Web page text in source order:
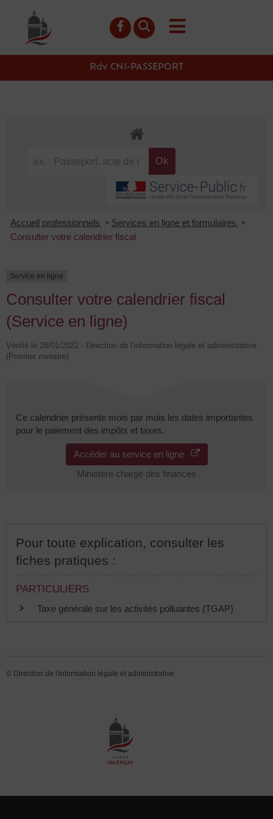
principal
Rdv CNI-PASSEPORT
Accueil professionnels > Services en ligne et formulaires >
Consulter votre calendrier fiscal
Service en ligne
Consulter votre calendrier fiscal
(Service en ligne)
Vérifié le 28/01/2022 - Direction de l'information légale et administrative
(Premier ministre)
Ce calendrier présente mois par mois les dates importantes
pour le paiement des impôts et taxes.
Accéder au service en ligne
Ministère chargé des finances
Pour toute explication, consulter les
fiches pratiques :
PARTICULIERS
Taxe générale sur les activités polluantes (TGAP)
© Direction de l'information légale et administrative